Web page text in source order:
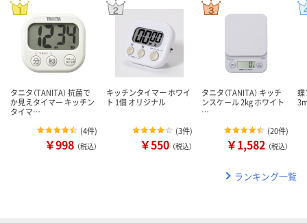
タニタ（TANITA） 抗菌で
か見えタイマー キッチン
タイマ…
(4件)
￥998 （税込）
キッチンタイマー ホワイ
ト 1個 オリジナル
(3件)
￥550 （税込）
タニタ（TANITA） キッチ
ンスケール 2kg ホワイト
…
(20件)
￥1,582 （税込）
蝶
ランキング一覧